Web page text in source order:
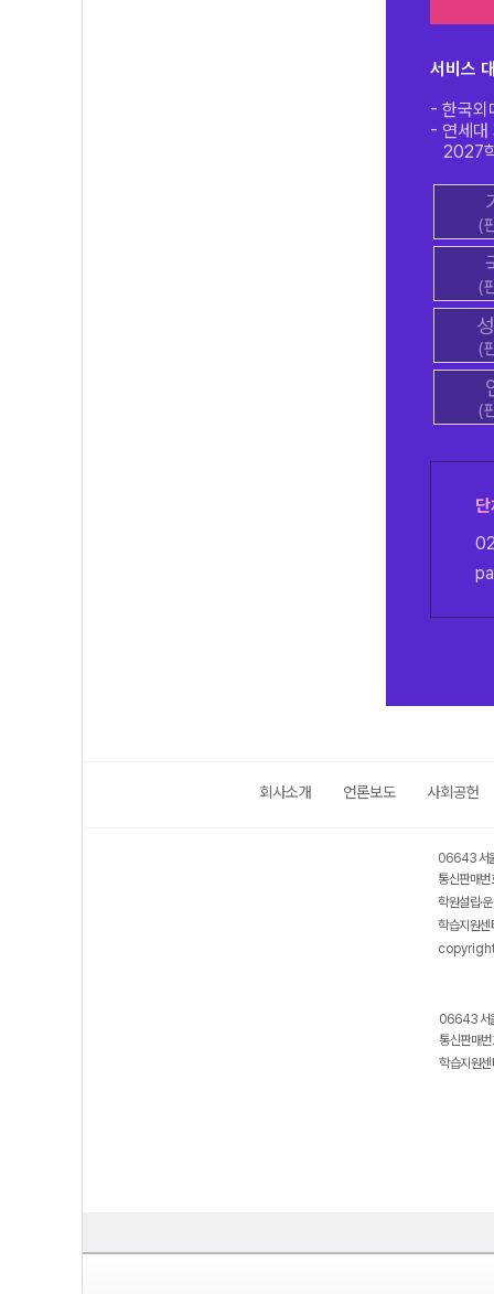
서비스
- 한국외
- 연세대
2027
(
(
(
(
회사소개 언론보도 사회공헌
06643 서
통신판매
학원설립·
학습지원
06643 서
통신판매
학습지원